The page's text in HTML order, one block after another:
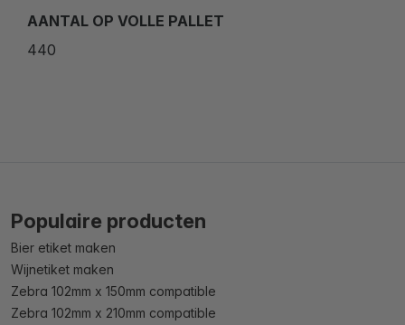
AANTAL OP VOLLE PALLET
440
Populaire producten
Bier etiket maken
Wijnetiket maken
Zebra 102mm x 150mm compatible
Zebra 102mm x 210mm compatible